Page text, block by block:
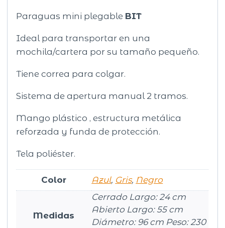
Paraguas mini plegable BIT
Ideal para transportar en una
mochila/cartera por su tamaño pequeño.
Tiene correa para colgar.
Sistema de apertura manual 2 tramos.
Mango plástico , estructura metálica
reforzada y funda de protección.
Tela poliéster.
Color Azul, Gris, Negro
Medidas
Cerrado Largo: 24 cm
Abierto Largo: 55 cm
Diámetro: 96 cm Peso: 230